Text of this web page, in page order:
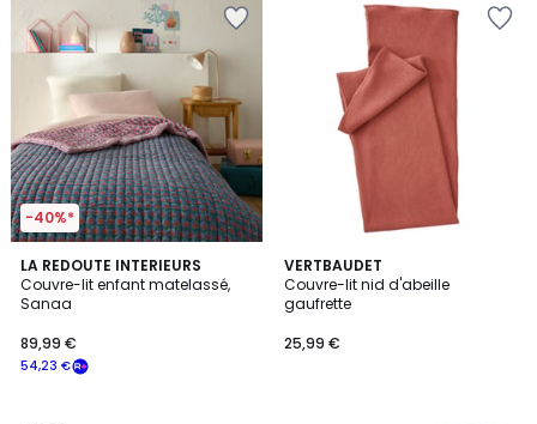
-40%*
LA REDOUTE INTERIEURS
Couvre-lit enfant matelassé,
Sanaa
54,23 €
89,99 €
3,9
/ 5
VERTBAUDET
Couvre-lit nid d'abeille
gaufrette
25,99 €
2
Couleurs